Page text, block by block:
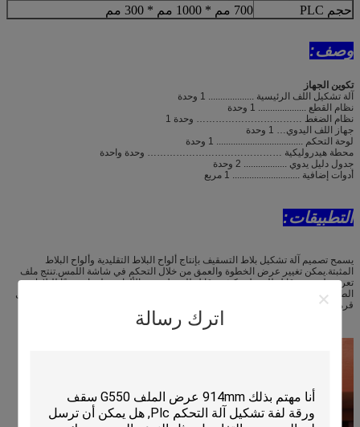
اترك رسالة
حجم PLC
700 مم * 1000 مم * 300 مم
وصف:
تكوين الجهاز
آلة تشكيل اللف الرئيسية ................... 1 وحدة
نظام القطع .................... 1 وحدة
نظام الضغط …………………………… وحدة 1
جهاز اللف اليدوي… 1 وحدة
لوحة التحكم .................................... 1 وحدة
محطة هيدروليكية …………………………………… وحدة واحدة
جدول دليل يدوي .................. 2 وحدة
أدوات إضافية ............................ 1 مربع
التطبيقات:
يسمح تصميم آلة تشكيل بلاط التسقيف بإنتاج ألواح البلاط التقليدية وألواح البلاط
المثبتة.يمكن تغيير عرض الخطوة والعمق من خلال التحكم في شاشة اللمس.تنتج ملف
تعريف له عمق قابل للتعديل وكشف قابل للتعديل يمنح الألواح مظهرًا حقيقيًا للبلاط
الطيني.يمكن أن تنتج هذه الآلة من خلال الألواح المثبتة في الفولاذ.إنها قادرة على تشكيل
قرميدين مختلفين للسقف بنفس الأدوات ، مما يخلق تشطيبًا مثاليًا وخاليًا من الكشط.